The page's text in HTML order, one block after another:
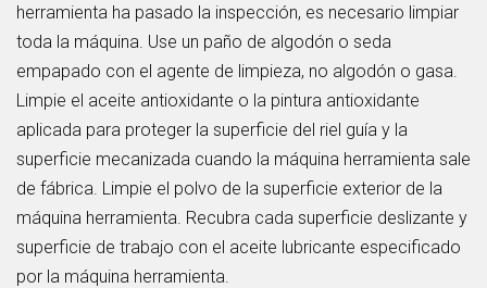
herramienta ha pasado la inspección, es necesario limpiar
toda la máquina. Use un paño de algodón o seda
empapado con el agente de limpieza, no algodón o gasa.
Limpie el aceite antioxidante o la pintura antioxidante
aplicada para proteger la superficie del riel guía y la
superficie mecanizada cuando la máquina herramienta sale
de fábrica. Limpie el polvo de la superficie exterior de la
máquina herramienta. Recubra cada superficie deslizante y
superficie de trabajo con el aceite lubricante especificado
por la máquina herramienta.